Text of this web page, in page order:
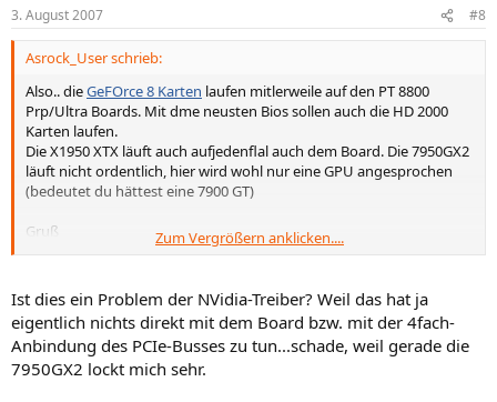
3. August 2007 #8
Asrock_User schrieb:
Also.. dieGeFOrce 8 Karten laufen mitlerweile auf den PT 8800
Prp/Ultra Boards. Mit dme neusten Bios sollen auch die HD 2000
Karten laufen.
Die X1950 XTX läuft auch aufjedenflal auch dem Board. Die 7950GX2
läuft nicht ordentlich, hier wird wohl nur eine GPU angesprochen
(bedeutet du hättest eine 7900 GT)
Gruß
Asrock_User
Zum Vergrößern anklicken....
Ist dies ein Problem der NVidia-Treiber? Weil das hat ja
eigentlich nichts direkt mit dem Board bzw. mit der 4fach-
Anbindung des PCIe-Busses zu tun...schade, weil gerade die
7950GX2 lockt mich sehr.